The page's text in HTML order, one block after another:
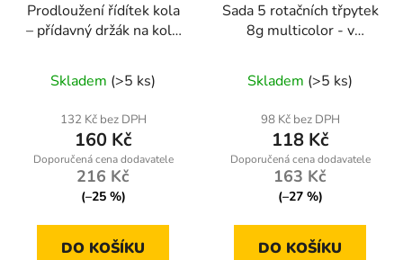
Prodloužení řídítek kola
– přídavný držák na kolo
Skladem (>5 ks)
132 Kč bez DPH
160 Kč
216 Kč
(–25 %)
DO KOŠÍKU
Sada 5 rotačních třpytek
8g multicolor - v
Skladem (>5 ks)
98 Kč bez DPH
118 Kč
163 Kč
(–27 %)
DO KOŠÍKU